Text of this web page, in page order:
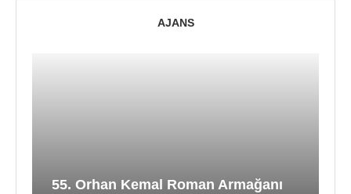
AJANS
55. Orhan Kemal Roman Armağanı